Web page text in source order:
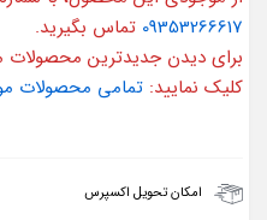
09353266617 تماس بگیرید.
برای دیدن جدیدترین محصولات
کلیک نمایید: تمامی محصولات
امکان تحویل اکسپرس